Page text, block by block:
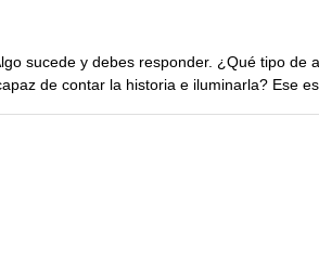
sucede y debes responder. ¿Qué tipo de
de contar la historia e iluminarla? Ese